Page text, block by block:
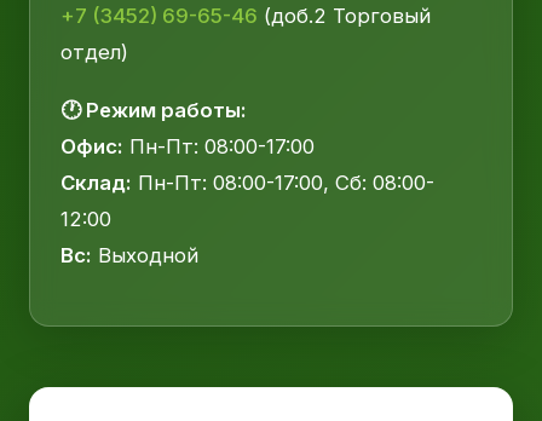
+7 (3452) 69-65-46 (доб.2 Торговый
отдел)
🕐 Режим работы:
Офис: Пн-Пт: 08:00-17:00
Склад: Пн-Пт: 08:00-17:00, Сб: 08:00-
12:00
Вс: Выходной